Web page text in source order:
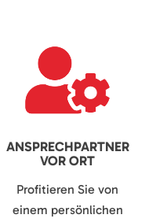
ANSPRECHPARTNER
VOR ORT
Profitieren Sie von
einem persönlichen